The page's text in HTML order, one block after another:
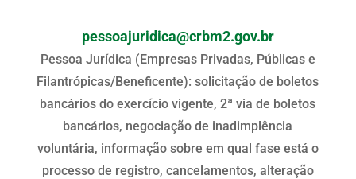
pessoajuridica@crbm2.gov.br
Pessoa Jurídica (Empresas Privadas, Públicas e
Filantrópicas/Beneficente): solicitação de boletos
bancários do exercício vigente, 2ª via de boletos
bancários, negociação de inadimplência
voluntária, informação sobre em qual fase está o
processo de registro, cancelamentos, alteração